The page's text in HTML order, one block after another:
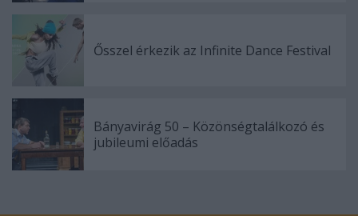
Ősszel érkezik az Infinite Dance Festival
Bányavirág 50 – Közönségtalálkozó és
jubileumi előadás